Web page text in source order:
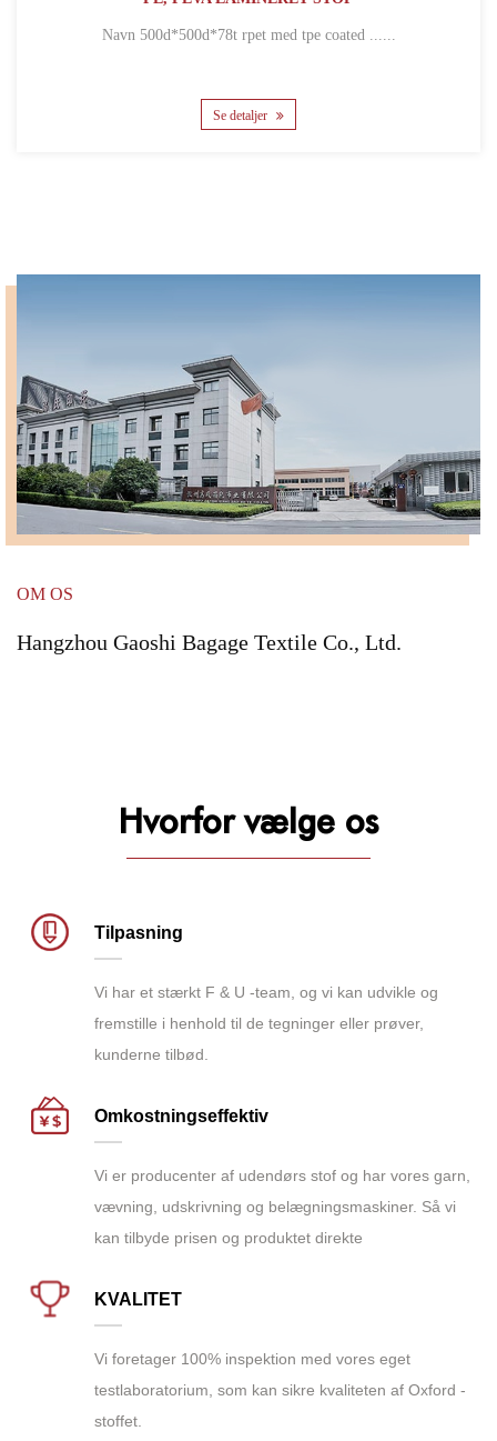
Se detaljer
OM OS
Hangzhou Gaoshi Bagage Textile Co., Ltd.
Hvorfor vælge os
Tilpasning
Vi har et stærkt F & U -team, og vi kan udvikle og
fremstille i henhold til de tegninger eller prøver,
kunderne tilbød.
Omkostningseffektiv
Vi er producenter af udendørs stof og har vores garn,
vævning, udskrivning og belægningsmaskiner. Så vi
kan tilbyde prisen og produktet direkte
KVALITET
Vi foretager 100% inspektion med vores eget
testlaboratorium, som kan sikre kvaliteten af Oxford -
stoffet.